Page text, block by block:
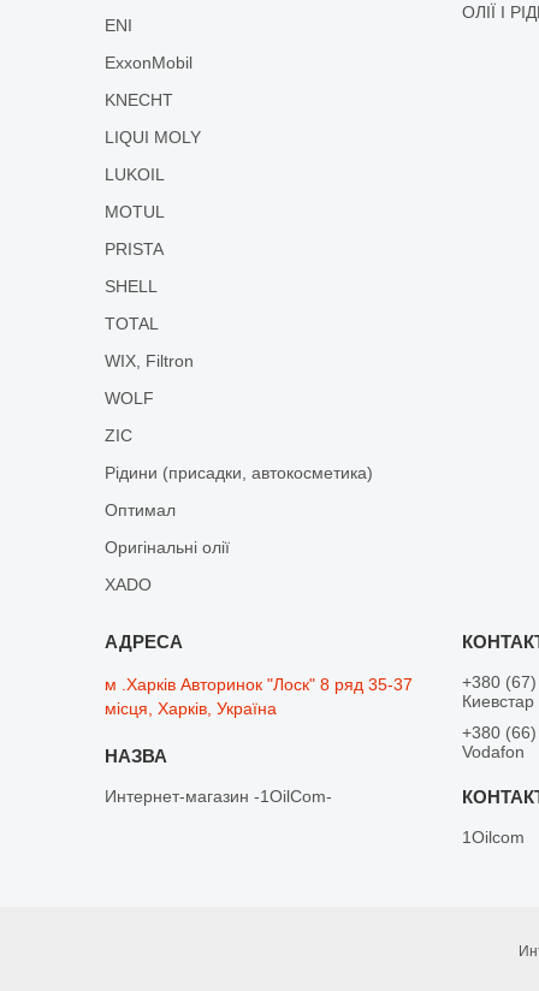
ENI
ExxonMobil
KNECHT
LIQUI MOLY
LUKOIL
MOTUL
PRISTA
SHELL
TOTAL
WIX, Filtron
WOLF
ZIC
Рідини (присадки, автокосметика)
Оптимал
Оригінальні олії
XADO
ОЛІЇ І
м .Харків Авторинок "Лоск" 8 ряд 35-37
місця, Харків, Україна
Интернет-магазин -1OilCom-
+380
Киевстар
+380
Vodafon
1Oilcom